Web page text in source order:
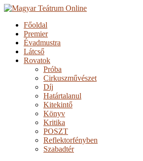
Főoldal
Premier
Évadmustra
Látcső
Rovatok
Próba
Cirkuszművészet
Díj
Határtalanul
Kitekintő
Könyv
Kritika
POSZT
Reflektorfényben
Szabadtér